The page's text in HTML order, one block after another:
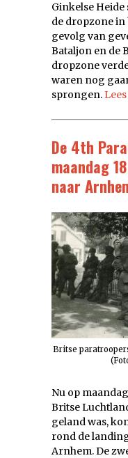
Ginkelse
de dropzone in
gevolg van
Bataljon en de
dropzone
waren nog
sprongen.
De 4th
maandag
naar
Britse
Nu op
Britse
geland was,
rond de
Arnhem. De